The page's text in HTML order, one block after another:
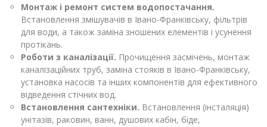
Монтаж і ремонт систем водопостачання.
Встановлення змішувачів в Івано-Франківську, фільтрів
для води, а також заміна зношених елементів і усунення
протікань.
Роботи з каналізації. Прочищення засмічень, монтаж
каналізаційних труб, заміна стояків в Івано-Франківську,
установка насосів та інших компонентів для ефективного
відведення стічних вод.
Встановлення сантехніки. Встановлення (інсталяція)
унітазів, раковин, ванн, душових кабін, біде,